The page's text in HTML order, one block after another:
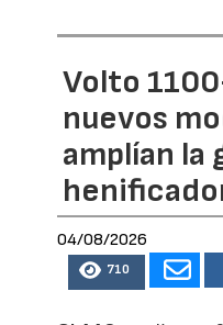
Volto
nuevos
amplían la
04/08/2026
710